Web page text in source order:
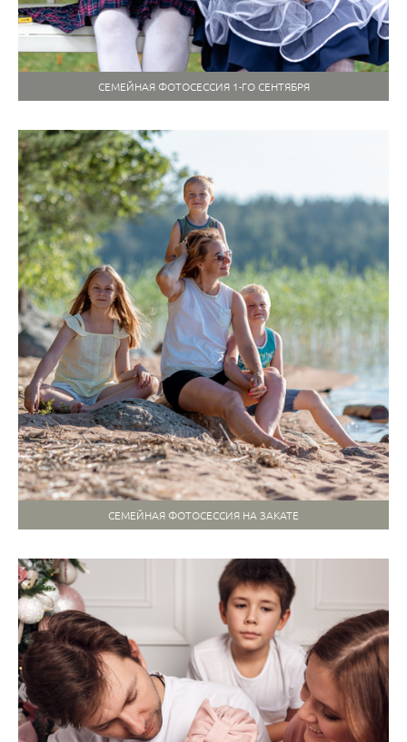
СЕМЕЙНАЯ ФОТОСЕССИЯ 1-ГО СЕНТЯБРЯ
СЕМЕЙНАЯ ФОТОСЕССИЯ НА ЗАКАТЕ